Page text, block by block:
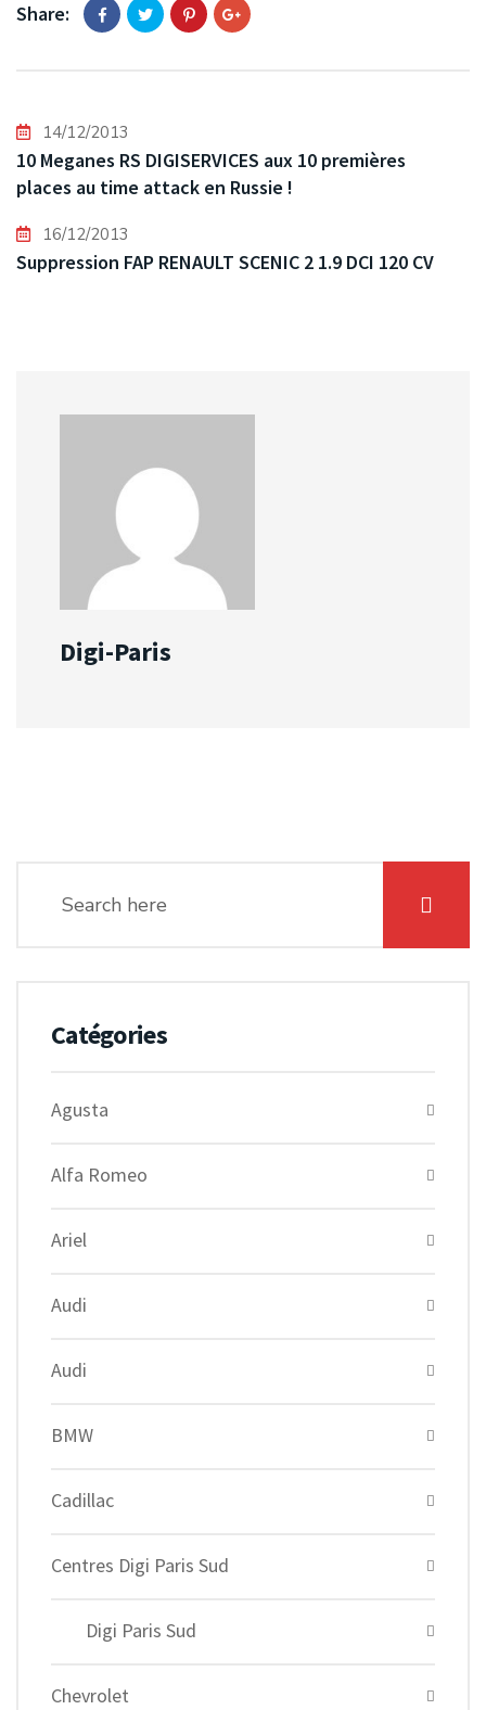
Share:
14/12/2013
10 Meganes RS DIGISERVICES aux 10 premières
places au time attack en Russie !
16/12/2013
Suppression FAP RENAULT SCENIC 2 1.9 DCI 120 CV
Digi-Paris
Catégories
Agusta
Alfa Romeo
Ariel
Audi
Audi
BMW
Cadillac
Centres Digi Paris Sud
Digi Paris Sud
Chevrolet